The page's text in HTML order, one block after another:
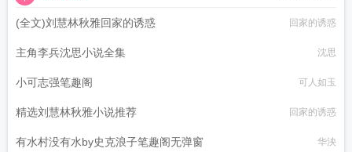
(全文)刘慧林秋雅回家的诱惑 回家的诱惑
主角李兵沈思小说全集 沈思
小可志强笔趣阁 可人如玉
精选刘慧林秋雅小说推荐 回家的诱惑
有水村没有水by史克浪子笔趣阁无弹窗 华泱